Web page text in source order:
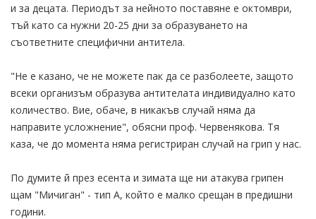
и за децата. Периодът за нейното поставяне е октомври,
тъй като са нужни 20-25 дни за образуването на
съответните специфични антитела.
"Не е казано, че не можете пак да се разболеете, защото
всеки организъм образува антителата индивидуално като
количество. Вие, обаче, в никакъв случай няма да
направите усложнение", обясни проф. Червенякова. Тя
каза, че до момента няма регистриран случай на грип у нас.
По думите й през есента и зимата ще ни атакува грипен
щам "Мичиган" - тип А, който е малко срещан в предишни
години.